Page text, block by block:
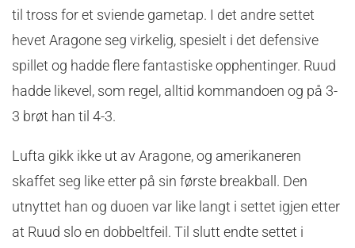
til tross for et sviende gametap. I det andre settet
hevet Aragone seg virkelig, spesielt i det defensive
spillet og hadde flere fantastiske opphentinger. Ruud
hadde likevel, som regel, alltid kommandoen og på 3-
3 brøt han til 4-3.
Lufta gikk ikke ut av Aragone, og amerikaneren
skaffet seg like etter på sin første breakball. Den
utnyttet han og duoen var like langt i settet igjen etter
at Ruud slo en dobbeltfeil. Til slutt endte settet i